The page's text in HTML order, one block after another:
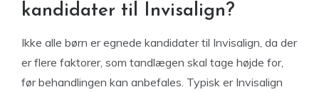
kandidater til Invisalign?
Ikke alle børn er egnede kandidater til Invisalign, da der
er flere faktorer, som tandlægen skal tage højde for,
før behandlingen kan anbefales. Typisk er Invisalign